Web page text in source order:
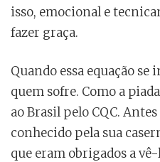
isso, emocional e
fazer graça.
Quando essa equação se
quem sofre. Como a
ao Brasil pelo CQC.
conhecido pela sua
que eram obrigados a